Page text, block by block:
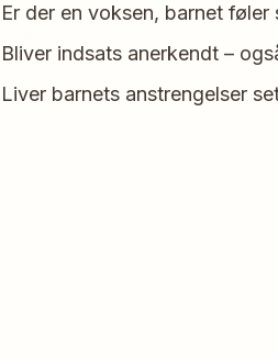
Er der en voksen, barnet føler
Bliver indsats anerkendt –
Liver barnets anstrengelser